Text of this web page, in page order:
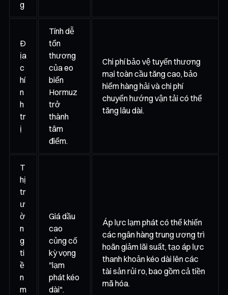
g
Đ
ịa
c
hí
n
h
tr
ị
Tính dễ
tổn
thương
của eo
biển
Hormuz
trở
thành
tâm
điểm.
Chi phí bảo vệ tuyến thương
mại toàn cầu tăng cao, bảo
hiểm hàng hải và chi phí
chuyển hướng vận tải có thể
tăng lâu dài.
T
hị
tr
ư
ờ
n
g
ti
ề
n
m
Giá dầu
cao
củng cố
kỳ vọng
"lạm
phát kéo
dài".
Áp lực lạm phát có thể khiến
các ngân hàng trung ương trì
hoãn giảm lãi suất, tạo áp lực
thanh khoản kéo dài lên các
tài sản rủi ro, bao gồm cả tiền
mã hóa.